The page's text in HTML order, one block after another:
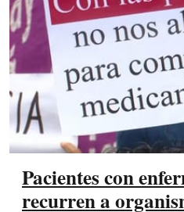
Pacientes con
recurren a